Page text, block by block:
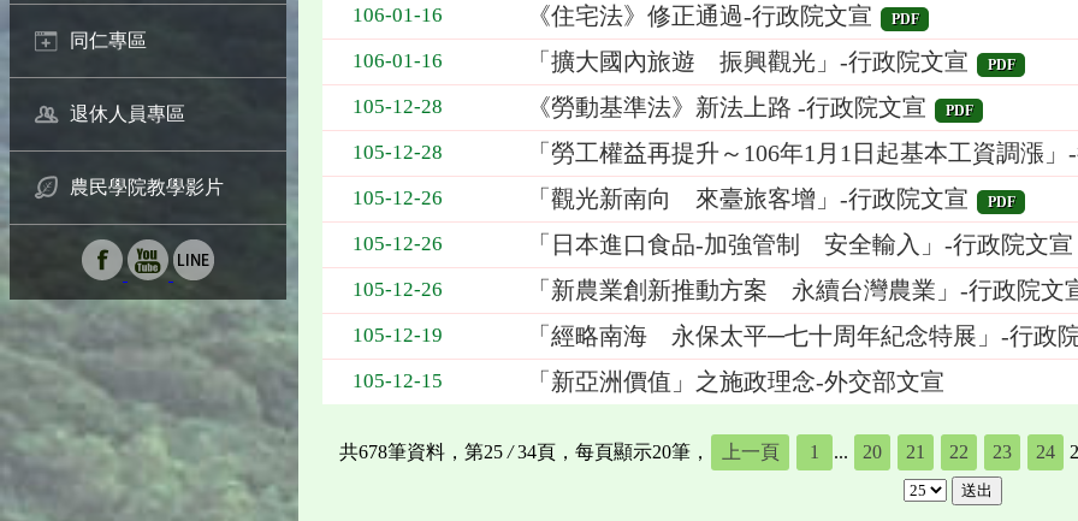
同仁專區
退休人員專區
農民學院教學影片
106-01-16 《住宅法》修正通過-行政院文宣 PDF
106-01-16 「擴大國內旅遊 振興觀光」-行政院文宣 PDF
105-12-28 《勞動基準法》新法上路 -行政院文宣 PDF
105-12-28 「勞工權益再提升～106年1月1日起基本工資調漲
105-12-26 「觀光新南向 來臺旅客增」-行政院文宣 PDF
105-12-26 「日本進口食品-加強管制 安全輸入」-行政院文宣
105-12-26 「新農業創新推動方案 永續台灣農業」-行政院文
105-12-19 「經略南海 永保太平─七十周年紀念特展」-行政
105-12-15 「新亞洲價值」之施政理念-外交部文宣
共678筆資料，第25 /34頁，每頁顯示20筆， 上一頁 1 ... 20 21 22 23 24